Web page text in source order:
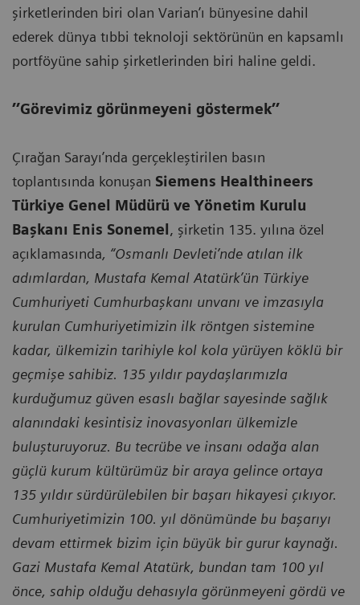
şirketlerinden biri olan Varian’ı bünyesine dahil
ederek dünya tıbbi teknoloji sektörünün en kapsamlı
portföyüne sahip şirketlerinden biri haline geldi.
’’Görevimiz görünmeyeni göstermek’’
Çırağan Sarayı’nda gerçekleştirilen basın
toplantısında konuşan Siemens Healthineers
Türkiye Genel Müdürü ve Yönetim Kurulu
Başkanı Enis Sonemel , şirketin 135. yılına özel
açıklamasında, “Osmanlı Devleti’nde atılan ilk
adımlardan, Mustafa Kemal Atatürk’ün Türkiye
Cumhuriyeti Cumhurbaşkanı unvanı ve imzasıyla
kurulan Cumhuriyetimizin ilk röntgen sistemine
kadar, ülkemizin tarihiyle kol kola yürüyen köklü bir
geçmişe sahibiz. 135 yıldır paydaşlarımızla
kurduğumuz güven esaslı bağlar sayesinde sağlık
alanındaki kesintisiz inovasyonları ülkemizle
buluşturuyoruz. Bu tecrübe ve insanı odağa alan
güçlü kurum kültürümüz bir araya gelince ortaya
135 yıldır sürdürülebilen bir başarı hikayesi çıkıyor.
Cumhuriyetimizin 100. yıl dönümünde bu başarıyı
devam ettirmek bizim için büyük bir gurur kaynağı.
Gazi Mustafa Kemal Atatürk, bundan tam 100 yıl
önce, sahip olduğu dehasıyla görünmeyeni gördü ve